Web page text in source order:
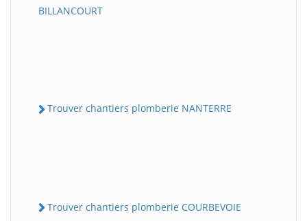
BILLANCOURT
Trouver chantiers plomberie NANTERRE
Trouver chantiers plomberie COURBEVOIE